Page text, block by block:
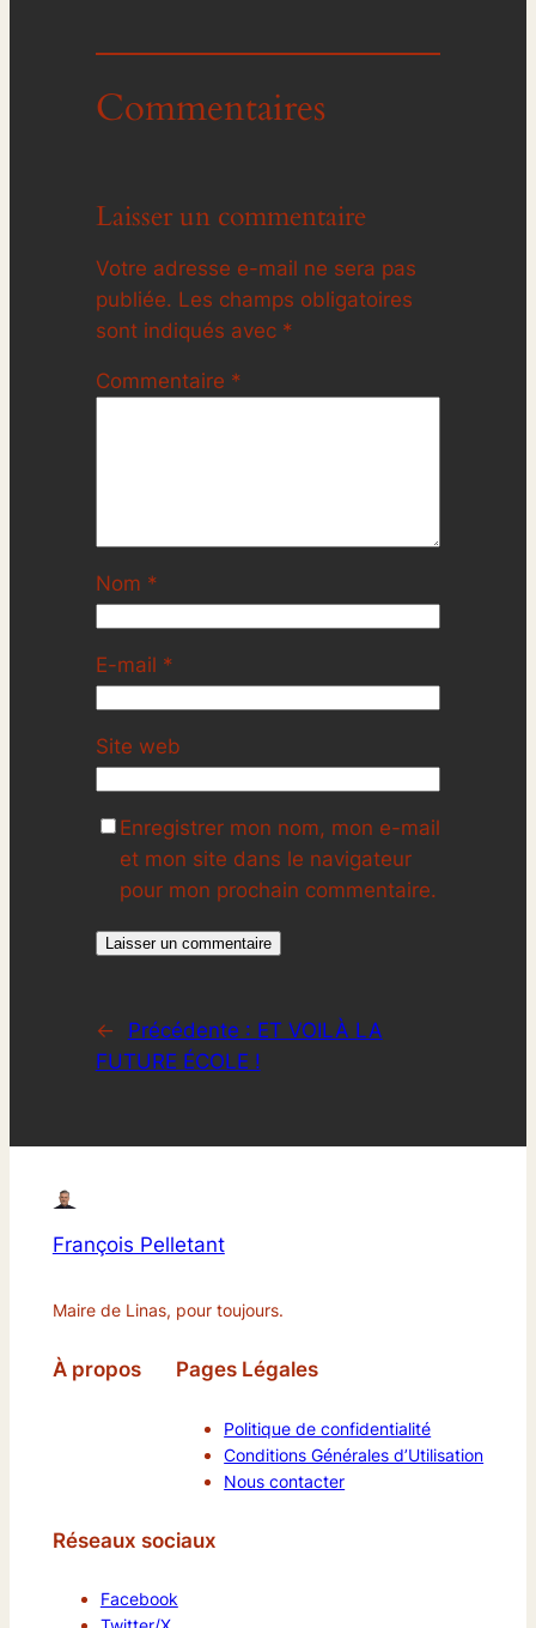
Commentaires
Laisser un commentaire
Votre adresse e-mail ne sera pas
publiée. Les champs obligatoires
sont indiqués avec *
Commentaire *
Nom *
E-mail *
Site web
Enregistrer mon nom, mon e-mail
et mon site dans le navigateur
pour mon prochain commentaire.
← Précédente : ET VOILÀ LA
FUTURE ÉCOLE !
François Pelletant
Maire de Linas, pour toujours.
À propos Pages Légales
Politique de confidentialité
Conditions Générales d’Utilisation
Nous contacter
Réseaux sociaux
Facebook